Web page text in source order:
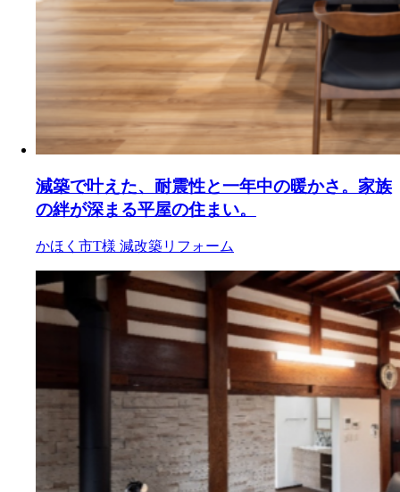
減築で叶えた、耐震性と一年中の暖かさ。家族
の絆が深まる平屋の住まい。
かほく市T様 減改築リフォーム